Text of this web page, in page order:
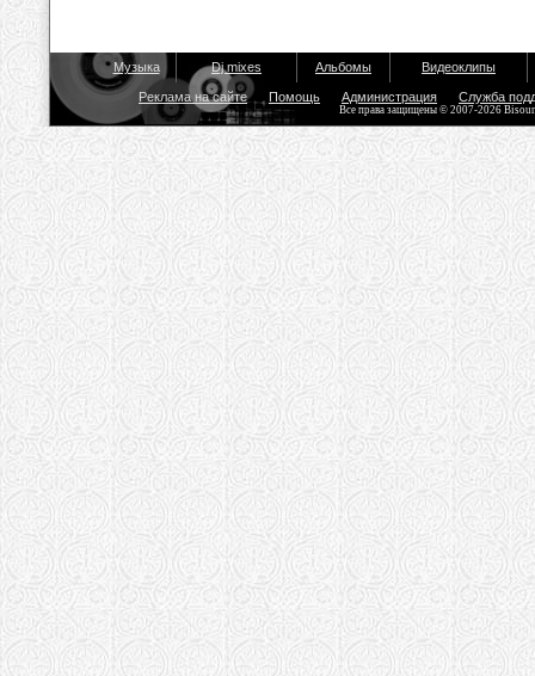
Музыка Dj mixes Альбомы Видеоклипы
Реклама на сайте Помощь Администрация Служба
Все права защищены © 2007-2026